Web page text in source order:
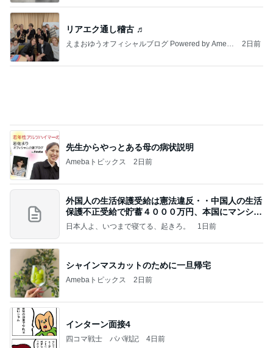
リアエク通し稽古 ♬
えまおゆうオフィシャルブログ Powered by Ameb
2日前
先生からやっとある母の病状説明
Amebaトピックス 2日前
外国人の生活保護受給は憲法違反・・中国人の生活
保護不正受給で貯蓄４０００万円、本国にマンショ
ンを
日本人よ、いつまで寝てる、起きろ。 1日前
シャインマスカットのために一旦帰宅
Amebaトピックス 2日前
インターン面接4
四コマ戦士 パパ戦記 4日前